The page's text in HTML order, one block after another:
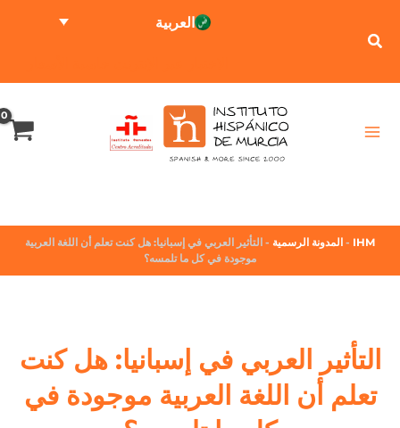
العربية
IHM
-المدونة الرسمية-التأثير العربي في إسبانيا: هل كنت تعلم أن اللغة العربية
موجودة في كل ما تلمسه؟
التأثير العربي في إسبانيا: هل كنت
تعلم أن اللغة العربية موجودة في